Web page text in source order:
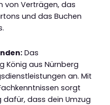
von Verträgen, das
und das Buchen
Das
König aus Nürnberg
an. Mit
sorgt
dafür, dass dein Umzug